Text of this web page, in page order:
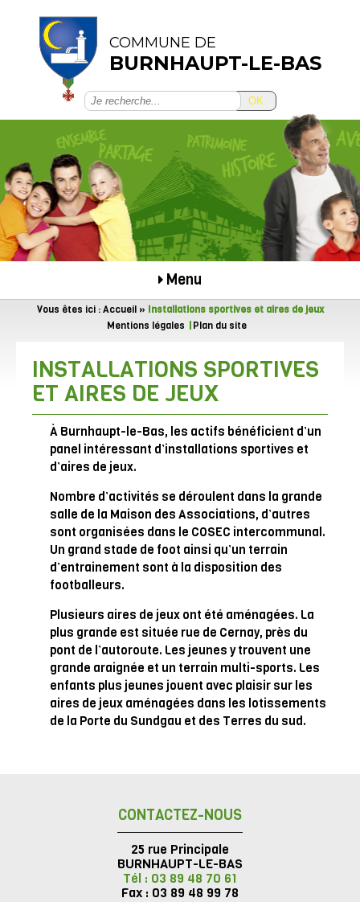
COMMUNE DE
BURNHAUPT-LE-BAS
OK
Menu
Vous êtes ici :Accueil» Installations sportives et aires de jeux
Mentions légales
Plan du site
INSTALLATIONS SPORTIVES
ET AIRES DE JEUX
À Burnhaupt-le-Bas, les actifs bénéficient d’un
panel intéressant d’installations sportives et
d’aires de jeux.
Nombre d’activités se déroulent dans la grande
salle de la Maison des Associations, d’autres
sont organisées dans le COSEC intercommunal.
Un grand stade de foot ainsi qu’un terrain
d’entrainement sont à la disposition des
footballeurs.
Plusieurs aires de jeux ont été aménagées. La
plus grande est située rue de Cernay, près du
pont de l’autoroute. Les jeunes y trouvent une
grande araignée et un terrain multi-sports. Les
enfants plus jeunes jouent avec plaisir sur les
aires de jeux aménagées dans les lotissements
de la Porte du Sundgau et des Terres du sud.
CONTACTEZ-NOUS
25 rue Principale
BURNHAUPT-LE-BAS
Tél : 03 89 48 70 61
Fax : 03 89 48 99 78